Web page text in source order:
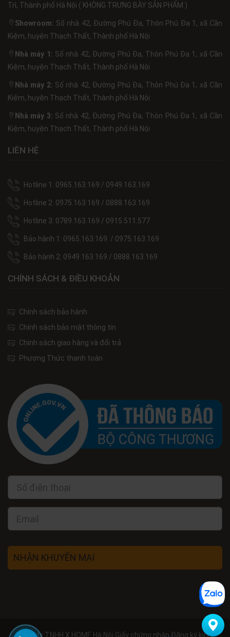
Trì, Thành phố Hà Nội ( KHÔNG TRƯNG BÀY SẢN PHẨM )
Showroom: Số nhà 42, Đường Phú Đa, Thôn Phú Đa 1, xã Cần
Kiệm, huyện Thạch Thất, Thành phố Hà Nội
Nhà máy 1: Số nhà 42, Đường Phú Đa, Thôn Phú Đa 1, xã Cần
Kiệm, huyện Thạch Thất, Thành phố Hà Nội
Nhà máy 2: Số nhà 42, Đường Phú Đa, Thôn Phú Đa 1, xã Cần
Kiệm, huyện Thạch Thất, Thành phố Hà Nội
Nhà máy 3: Số nhà 42, Đường Phú Đa, Thôn Phú Đa 1, xã Cần
Kiệm, huyện Thạch Thất, Thành phố Hà Nội
LIÊN HỆ
Hotline 1: 0965.163.169 / 0949.163.169
Hotline 2: 0975.163.169 / 0888.163.169
Hotline 3: 0789.163.169 / 0915.511.577
Bảo hành 1: 0965.163.169 / 0975.163.169
Bảo hành 2: 0949.163.169 / 0888.163.169
CHÍNH SÁCH & ĐIỀU KHOẢN
Chính sách bảo hành
Chính sách bảo mật thông tin
Chính sách giao hàng và đổi trả
Phương Thức thanh toán
NHẬN KHUYẾN MẠI
Công ty TNHH X HOME Hà Nội Giấy chứng nhận Đăng ký kinh